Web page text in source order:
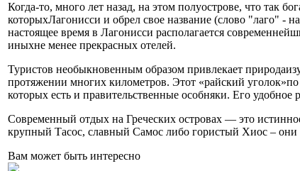
Когда-то, много лет назад, на этом полуострове, что так
которыхЛагонисси и обрел свое название (слово "лаго" -
настоящее время в Лагонисси располагается
иныхне менее прекрасных отелей.
Туристов необыкновенным образом привлекает
протяжении многих километров. Этот «райский
которых есть и правительственные особняки. Его
Современный отдых на Греческих островах — это
крупный Тасос, славный Самос либо гористый Хиос – они
Вам может быть интересно